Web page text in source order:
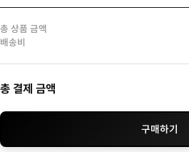
총 상품 금액
배송비
총 결제 금액
구매하기